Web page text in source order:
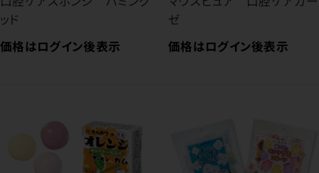
ッド
価格はログイン後表示
ゼ
価格はログイン後表示